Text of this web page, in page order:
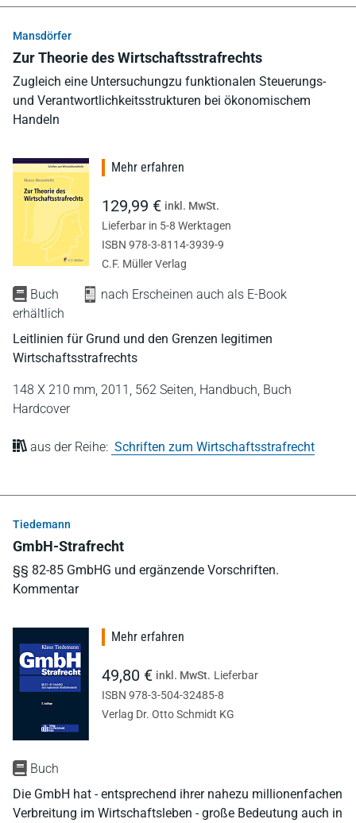
Mansdörfer
Zur Theorie des Wirtschaftsstrafrechts
Zugleich eine Untersuchungzu funktionalen Steuerungs-
und Verantwortlichkeitsstrukturen bei ökonomischem
Handeln
Buch
nach Erscheinen auch als E-Book
erhältlich
Leitlinien für Grund und den Grenzen legitimen
Wirtschaftsstrafrechts
148 X 210 mm, 2011, 562 Seiten, Handbuch, Buch
Hardcover
aus der Reihe: Schriften zum Wirtschaftsstrafrecht
Mehr erfahren
129,99 € inkl. MwSt.
Lieferbar in 5-8 Werktagen
ISBN 978-3-8114-3939-9
C.F. Müller Verlag
Tiedemann
GmbH-Strafrecht
§§ 82-85 GmbHG und ergänzende Vorschriften.
Kommentar
Buch
Die GmbH hat - entsprechend ihrer nahezu millionenfachen
Verbreitung im Wirtschaftsleben - große Bedeutung auch in
Mehr erfahren
49,80 € inkl. MwSt. Lieferbar
ISBN 978-3-504-32485-8
Verlag Dr. Otto Schmidt KG